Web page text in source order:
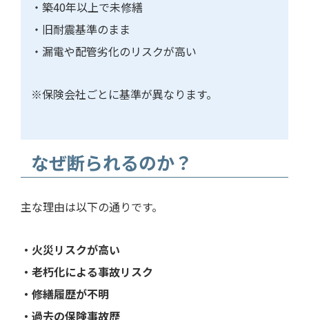
・築40年以上で未修繕
・旧耐震基準のまま
・漏電や配管劣化のリスクが高い
※保険会社ごとに基準が異なります。
なぜ断られるのか？
主な理由は以下の通りです。
・火災リスクが高い
・老朽化による事故リスク
・修繕履歴が不明
・過去の保険事故歴